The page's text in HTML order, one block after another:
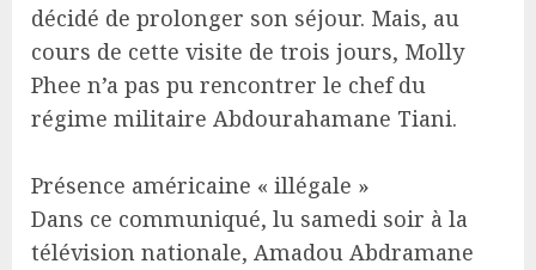
décidé de prolonger son séjour. Mais, au
cours de cette visite de trois jours, Molly
Phee n’a pas pu rencontrer le chef du
régime militaire Abdourahamane Tiani.
Présence américaine « illégale »
Dans ce communiqué, lu samedi soir à la
télévision nationale, Amadou Abdramane